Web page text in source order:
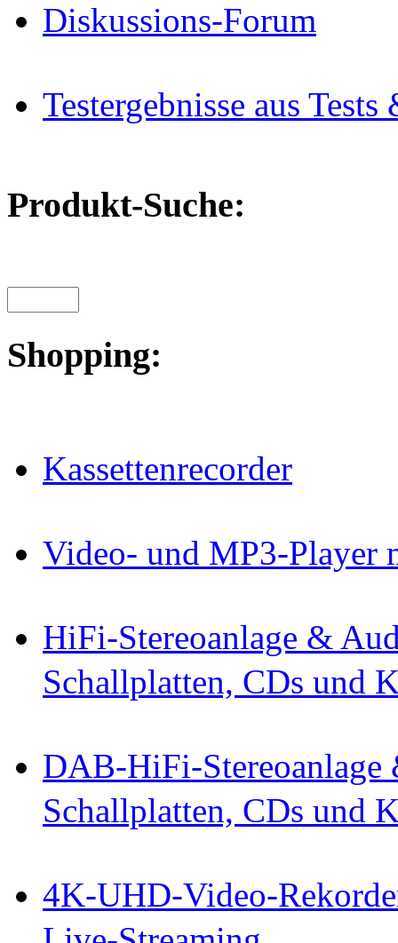
Diskussions-Forum
Testergebnisse aus
Produkt-Suche:
Shopping:
Kassettenrecorder
Video- und MP3-Player
HiFi-Stereoanlage &
Schallplatten, CDs und
DAB-HiFi-
Schallplatten, CDs und
4K-UHD-Video-